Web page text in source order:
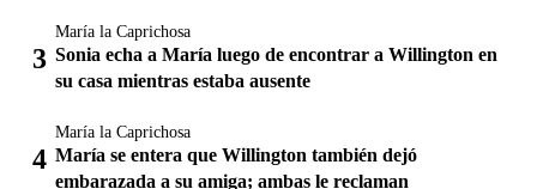
María la Caprichosa
Sonia echa a María luego de encontrar a Willington en
su casa mientras estaba ausente
María la Caprichosa
María se entera que Willington también dejó
embarazada a su amiga; ambas le reclaman